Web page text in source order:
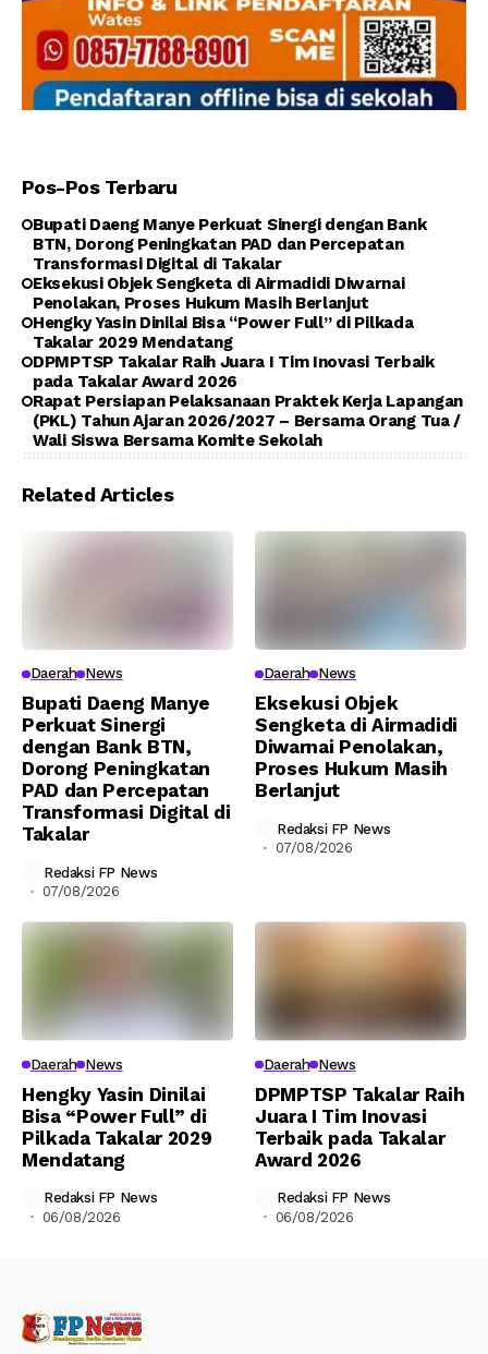
Pos-Pos Terbaru
Bupati Daeng Manye Perkuat Sinergi dengan Bank
BTN, Dorong Peningkatan PAD dan Percepatan
Transformasi Digital di Takalar
Eksekusi Objek Sengketa di Airmadidi Diwarnai
Penolakan, Proses Hukum Masih Berlanjut
Hengky Yasin Dinilai Bisa “Power Full” di Pilkada
Takalar 2029 Mendatang
DPMPTSP Takalar Raih Juara I Tim Inovasi Terbaik
pada Takalar Award 2026
Rapat Persiapan Pelaksanaan Praktek Kerja Lapangan
(PKL) Tahun Ajaran 2026/2027 – Bersama Orang Tua /
Wali Siswa Bersama Komite Sekolah
Related Articles
Daerah News
Bupati Daeng Manye
Perkuat Sinergi
dengan Bank BTN,
Dorong Peningkatan
PAD dan Percepatan
Transformasi Digital di
Takalar
Redaksi FP News
07/08/2026
Daerah News
Eksekusi Objek
Sengketa di Airmadidi
Diwarnai Penolakan,
Proses Hukum Masih
Berlanjut
Redaksi FP News
07/08/2026
Daerah News
Hengky Yasin Dinilai
Bisa “Power Full” di
Pilkada Takalar 2029
Mendatang
Redaksi FP News
06/08/2026
Daerah News
DPMPTSP Takalar Raih
Juara I Tim Inovasi
Terbaik pada Takalar
Award 2026
Redaksi FP News
06/08/2026